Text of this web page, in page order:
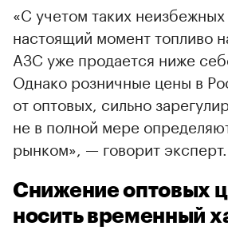
«С учетом таких
настоящий момент топливо
АЗС уже продается ниже
Однако розничные цены в
от оптовых, сильно
не в полной мере
рынком», — говорит эксперт.
Снижение оптовых
носить временный